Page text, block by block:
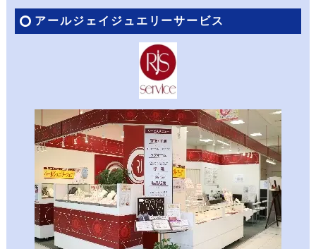
アールジェイジュエリーサービス